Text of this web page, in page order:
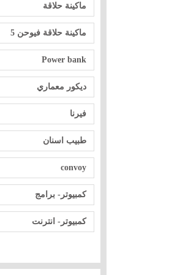
ماكينة حلاقة
ماكينة حلاقة فيوحن 5
Power bank
ديكور معماري
فيرنا
طبيب اسنان
convoy
كمبيوتر- برامج
كمبيوتر- انترنت